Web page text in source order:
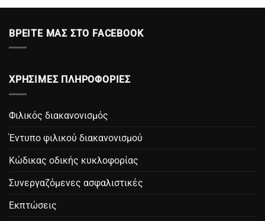
ΒΡΕΙΤΕ ΜΑΣ ΣΤΟ FACEBOOK
ΧΡΗΣΙΜΕΣ ΠΛΗΡΟΦΟΡΙΕΣ
Φιλικός διακανονισμός
Έντυπο φιλικού διακανονισμού
Κώδικας οδικής κυκλοφορίας
Συνεργαζόμενες ασφαλιστικές
Εκπτώσεις